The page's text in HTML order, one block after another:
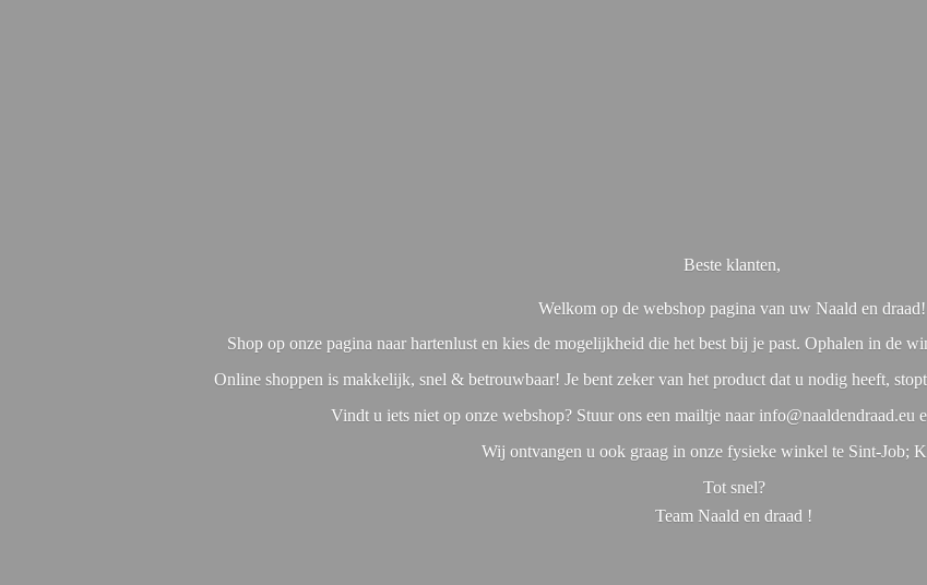
Beste klanten,
Welkom op de webshop pagina van uw Naald en draad!
Shop op onze pagina naar hartenlust en kies de mogelijkheid die het best bij je past. Ophalen in de
Online shoppen is makkelijk, snel & betrouwbaar! Je bent zeker van het product dat u nodig heeft,
Vindt u iets niet op onze webshop? Stuur ons een mailtje naar info@naaldendraad.eu
Wij ontvangen u ook graag in onze fysieke winkel te Sint-Job;
Tot snel?
Team Naald en draad !